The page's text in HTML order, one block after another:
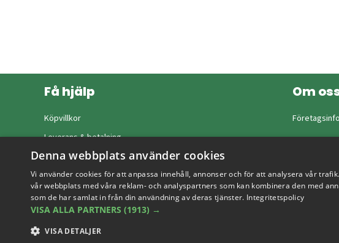
Få hjälp
Köpvillkor
Leverans & betalning
Returer & byten
Vanliga frågor
Om
Denna webbplats använder cookies
Vi använder cookies för att anpassa innehåll, annonser och för att analysera vår
vår webbplats med våra reklam- och analyspartners som kan kombinera den med
som de har samlat in från din användning av deras tjänster. Integritetspolicy
VISA ALLA PARTNERS (1913) →
VISA DETALJER